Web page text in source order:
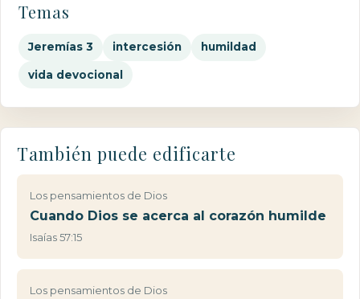
Temas
Jeremías 3 intercesión humildad
vida devocional
También puede edificarte
Los pensamientos de Dios
Cuando Dios se acerca al corazón humilde
Isaías 57:15
Los pensamientos de Dios